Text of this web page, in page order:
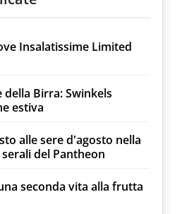
Insalatissime Limited
Birra: Swinkels
estiva
alle sere d'agosto nella
del Pantheon
seconda vita alla frutta